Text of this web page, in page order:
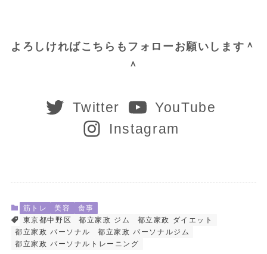
よろしければこちらもフォローお願いします＾
＾
Twitter
YouTube
Instagram
筋トレ 美容
食事
東京都中野区
都立家政 ジム
都立家政 ダイエット
都立家政 パーソナル
都立家政 パーソナルジム
都立家政 パーソナルトレーニング